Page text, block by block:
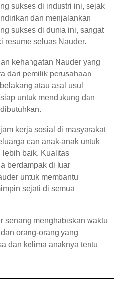
sukses di industri ini, sejak
dan menjalankan
sukses di dunia ini, sangat
resume seluas Nauder.
kehangatan Nauder yang
dari pemilik perusahaan
atau asal usul
untuk mendukung dan
kerja sosial di masyarakat
dan anak-anak untuk
lebih baik. Kualitas
berdampak di luar
untuk membantu
sejati di semua
senang menghabiskan waktu
orang-orang yang
dan kelima anaknya tentu